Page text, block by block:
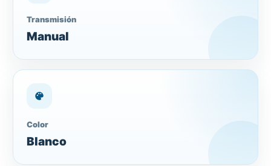
Transmisión
Manual
Color
Blanco